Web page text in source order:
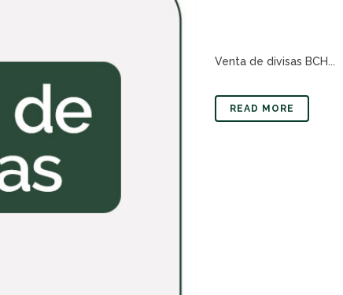
Venta de divisas BCH...
READ MORE